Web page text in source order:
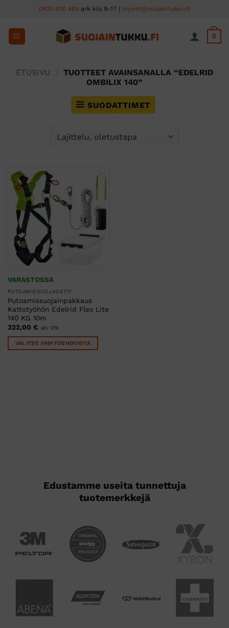
content
0400 600 484 ark klo 9-17 | myynti@suojaintukku.fi
0
ETUSIVU
TUOTTEET AVAINSANALLA “EDELRID
OMBILIX 140”
SUODATTIMET
VARASTOSSA
PUTOAMISSUOJASETIT
Putoamissuojainpakkaus
Kattotyöhön Edelrid Flex Lite
140 KG 10m
322,00 € alv 0%
VALITSE VAIHTOEHDOISTA
Edustamme useita tunnettuja
tuotemerkkejä